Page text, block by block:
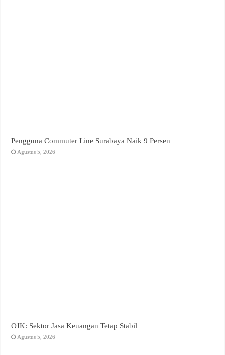
Pengguna Commuter Line Surabaya Naik 9 Persen
Agustus 5, 2026
OJK: Sektor Jasa Keuangan Tetap Stabil
Agustus 5, 2026